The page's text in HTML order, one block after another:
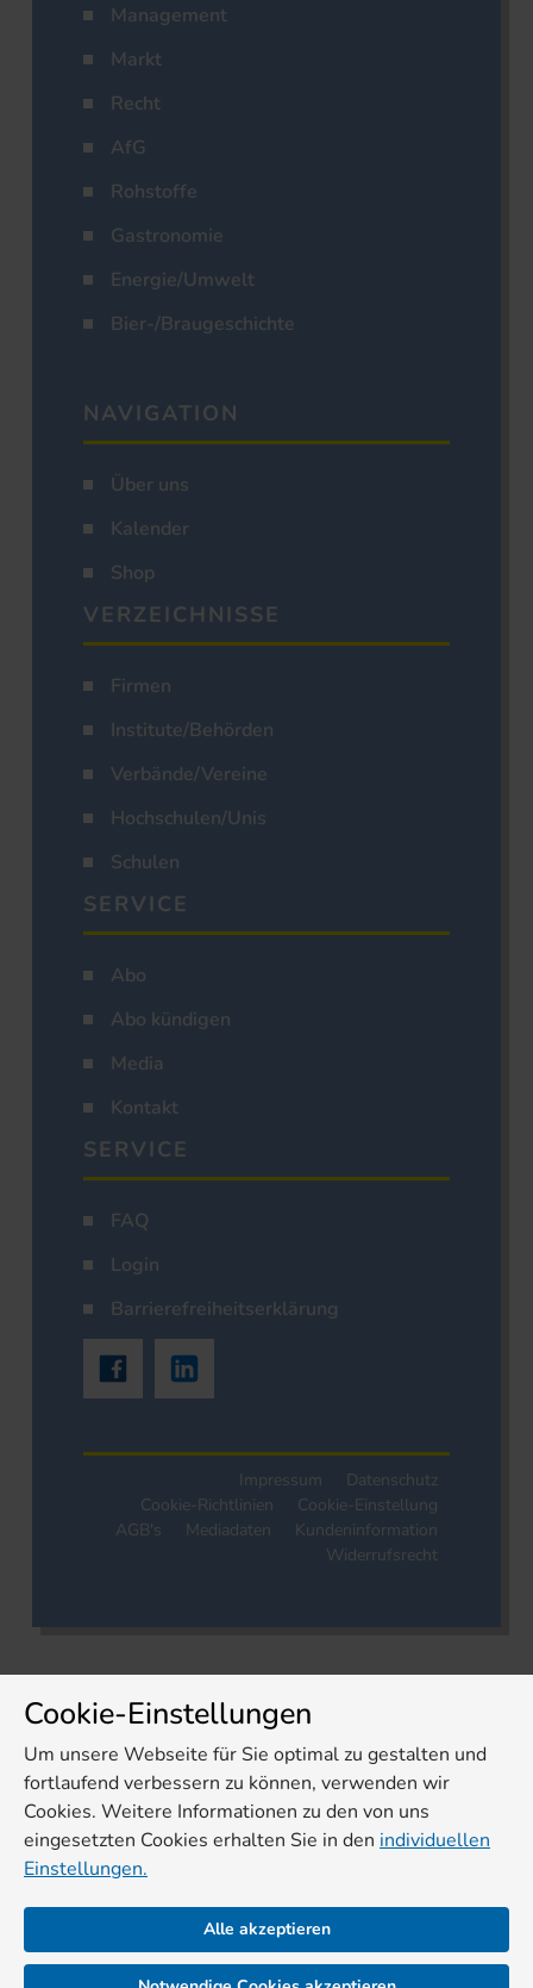
Management
Markt
Recht
AfG
Rohstoffe
Gastronomie
Energie/Umwelt
Bier-/Braugeschichte
NAVIGATION
Über uns
Kalender
Shop
VERZEICHNISSE
Firmen
Institute/Behörden
Verbände/Vereine
Hochschulen/Unis
Schulen
SERVICE
Abo
Abo kündigen
Media
Kontakt
SERVICE
FAQ
Login
Barrierefreiheitserklärung
Impressum
Datenschutz
Cookie-Richtlinien
Cookie-Einstellung
AGB's
Mediadaten
Kundeninformation
Widerrufsrecht
Cookie-Einstellungen
Um unsere Webseite für Sie optimal zu gestalten und
fortlaufend verbessern zu können, verwenden wir
Cookies. Weitere Informationen zu den von uns
eingesetzten Cookies erhalten Sie in den individuellen
Einstellungen.
Alle akzeptieren